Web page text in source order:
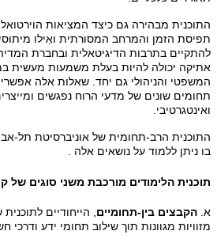
התוכנית מבהירה גם כיצד המציאות
תפיסת הזמן והמרחב המסורתית ואֵילו
להתקיים בתרבות הדיגיטאלית ובחברת
אתיקה יכולה להיות בעלת משמעות מעשית
המשפטי והניהולי גם יחד. שאלות אלה
תחומים שונים של מדעי הרוח נפגשים
ואינטגרטיבי.
התוכנית הרב-תחומית של אוניברסיטת תל-
בו ניתן ללמוד על נושאים אלה
תוכנית הלימודים מורכבת משני סוגים של
א. הקבצים בין-תחומיים , הייחודיים
מזוויות מגוונות תוך שילוב תחומי ידע ודרכי